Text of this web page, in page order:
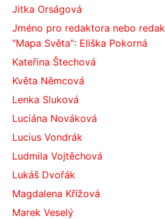
Jitka Orságová
Jméno pro redaktora nebo
"Mapa Světa": Eliška Pokorná
Kateřina Štechová
Květa Němcová
Lenka Sluková
Luciána Nováková
Lucius Vondrák
Ludmila Vojtěchová
Lukáš Dvořák
Magdalena Křížová
Marek Veselý